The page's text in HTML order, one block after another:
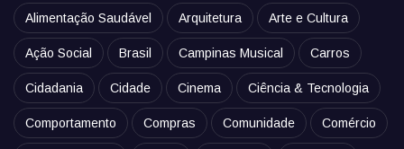
Alimentação Saudável Arquitetura Arte e Cultura
Ação Social Brasil Campinas Musical Carros
Cidadania Cidade Cinema Ciência & Tecnologia
Comportamento Compras Comunidade Comércio